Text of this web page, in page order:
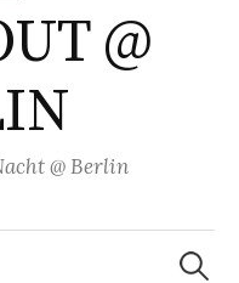
@
@ Berlin
Suchen
nach: